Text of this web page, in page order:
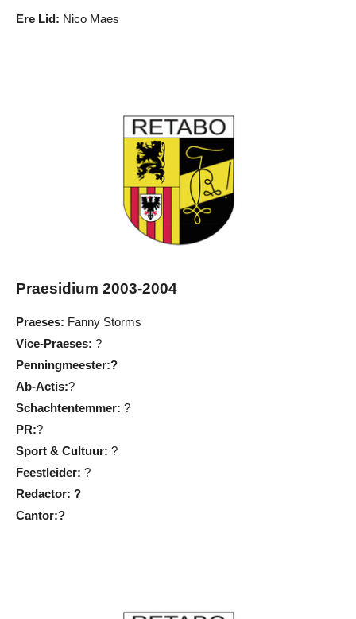
Ere Lid: Nico Maes
Praesidium 2003-2004
Praeses: Fanny Storms
Vice-Praeses: ?
Penningmeester:?
Ab-Actis:?
Schachtentemmer: ?
PR:?
Sport & Cultuur: ?
Feestleider: ?
Redactor: ?
Cantor:?